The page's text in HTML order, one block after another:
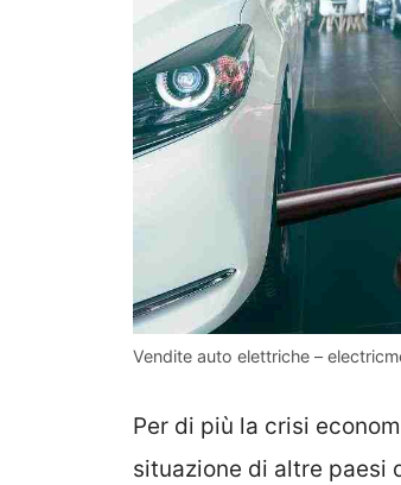
Vendite auto elettriche –
Per di più la crisi
situazione di altre paesi